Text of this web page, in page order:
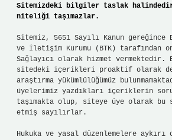
Sitemizdeki bilgiler taslak
niteliği taşımazlar.
Sitemiz, 5651 Sayılı Kanun
ve İletişim Kurumu (BTK) tarafından
Sağlayıcı olarak hizmet vermektedir.
sitedeki içerikleri proaktif olarak
araştırma yükümlülüğümüz
üyelerimiz yazdıkları içeriklerin
taşımakta olup, siteye üye olarak bu
etmiş sayılırlar.
Hukuka ve yasal düzenlemelere aykırı